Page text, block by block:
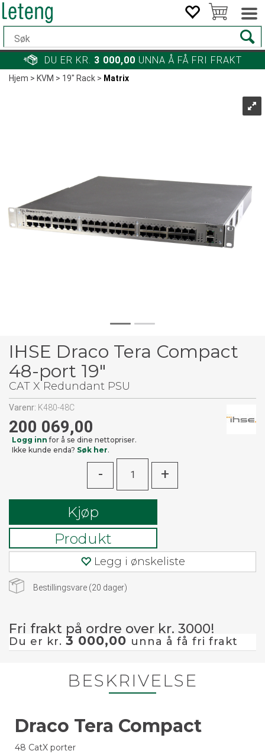
DU ER KR. 3 000,00 UNNA Å FÅ FRI FRAKT
Hjem>KVM>19" Rack> Matrix
IHSE Draco Tera Compact
48-port 19"
CAT X Redundant PSU
Varenr: K480-48C
200 069,00
Logg inn for å se dine nettopriser.
Ikke kunde enda? Søk her.
- +
Kjøp
Produkt
Legg i ønskeliste
Bestillingsvare (20 dager)
Fri frakt på ordre over kr. 3000!
Du er kr. 3 000,00 unna å få fri frakt
BESKRIVELSE
Draco Tera Compact
48 CatX porter